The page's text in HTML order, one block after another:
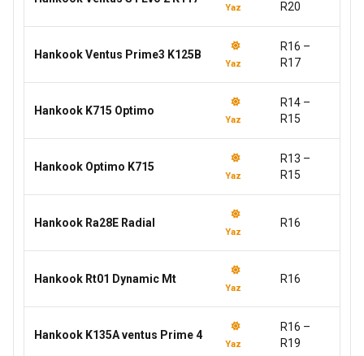
Yaz R20
Hankook Ventus Prime3 K125B
Yaz
R16 –
R17
Hankook K715 Optimo
Yaz
R14 –
R15
Hankook Optimo K715
Yaz
R13 –
R15
Hankook Ra28E Radial
Yaz
R16
Hankook Rt01 Dynamic Mt
Yaz
R16
Hankook K135A ventus Prime 4
Yaz
R16 –
R19